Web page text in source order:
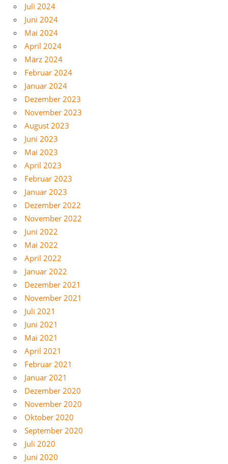
Juli 2024
Juni 2024
Mai 2024
April 2024
März 2024
Februar 2024
Januar 2024
Dezember 2023
November 2023
August 2023
Juni 2023
Mai 2023
April 2023
Februar 2023
Januar 2023
Dezember 2022
November 2022
Juni 2022
Mai 2022
April 2022
Januar 2022
Dezember 2021
November 2021
Juli 2021
Juni 2021
Mai 2021
April 2021
Februar 2021
Januar 2021
Dezember 2020
November 2020
Oktober 2020
September 2020
Juli 2020
Juni 2020